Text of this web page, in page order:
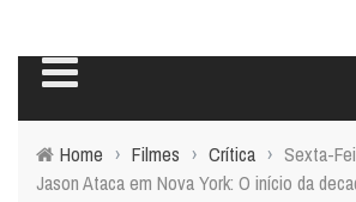
Home › Filmes › Crítica › Sexta-
Jason Ataca em Nova York: O início da